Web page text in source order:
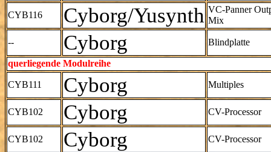
CYB116 Cyborg/Yusynth VC-Panner
Mix
-- Cyborg Blindplatte
querliegende Modulreihe
CYB111 Cyborg Multiples
CYB102 Cyborg CV-Processor
CYB102 Cyborg CV-Processor